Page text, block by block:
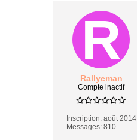
Rallyeman
Compte inactif
Inscription: août 2014
Messages: 810